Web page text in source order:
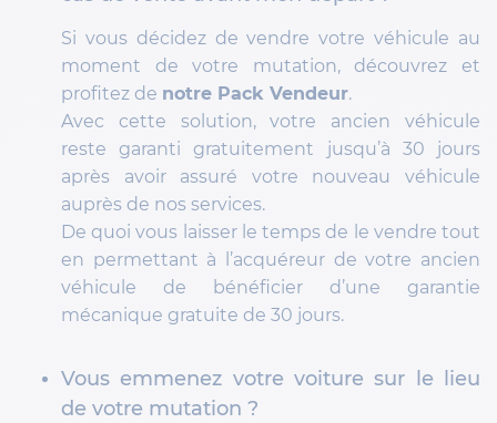
Si vous décidez de vendre votre véhicule au
moment de votre mutation, découvrez et
profitez de notre Pack Vendeur.
Avec cette solution, votre ancien véhicule
reste garanti gratuitement jusqu’à 30 jours
après avoir assuré votre nouveau véhicule
auprès de nos services.
De quoi vous laisser le temps de le vendre tout
en permettant à l’acquéreur de votre ancien
véhicule de bénéficier d’une garantie
mécanique gratuite de 30 jours.
Vous emmenez votre voiture sur le lieu
de votre mutation ?